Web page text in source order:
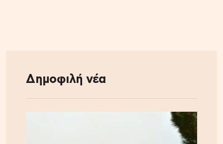
Δημοφιλή νέα